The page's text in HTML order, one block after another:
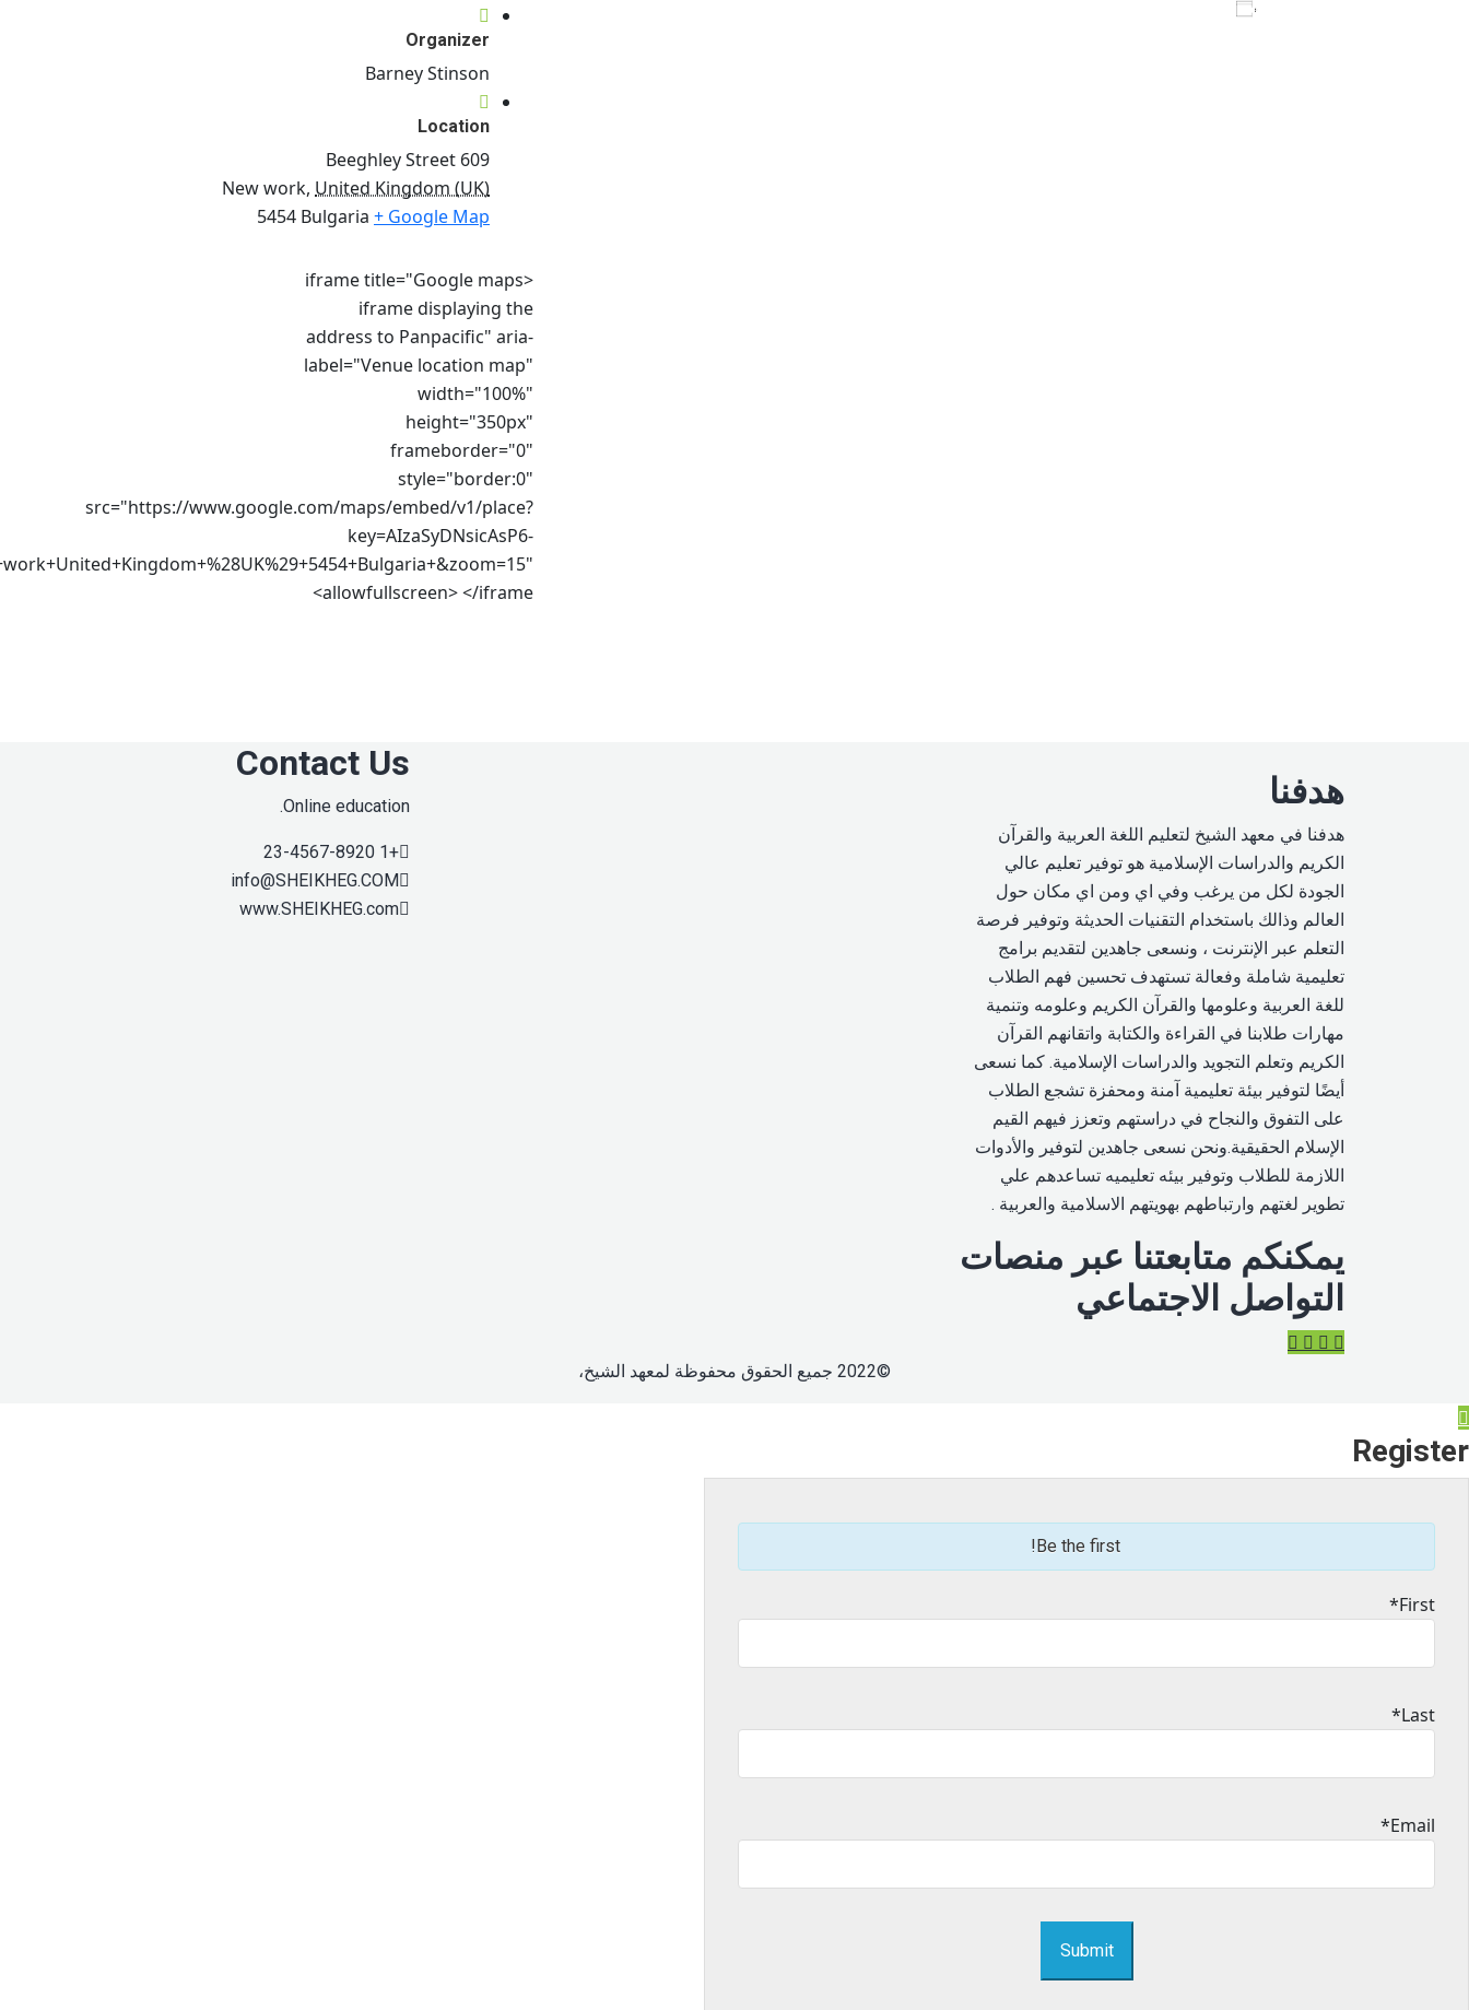
Organizer
Barney Stinson
Location
609 Beeghley Street
New work, United Kingdom (UK)
5454 Bulgaria + Google Map
<iframe title="Google maps
iframe displaying the
address to Panpacific" aria-
label="Venue location map"
width="100%"
height="350px"
frameborder="0"
style="border:0"
src="https://www.google.com/maps/embed/v1/place?
key=AIzaSyDNsicAsP6-
allowfullscreen> </iframe>
هدفنا
هدفنا في معهد الشيخ لتعليم اللغة العربية والقرآن
الكريم والدراسات الإسلامية هو توفير تعليم عالي
الجودة لكل من يرغب وفي اي ومن اي مكان حول
العالم وذالك باستخدام التقنيات الحديثة وتوفير فرصة
التعلم عبر الإنترنت ، ونسعى جاهدين لتقديم برامج
تعليمية شاملة وفعالة تستهدف تحسين فهم الطلاب
للغة العربية وعلومها والقرآن الكريم وعلومه وتنمية
مهارات طلابنا في القراءة والكتابة واتقانهم القرآن
الكريم وتعلم التجويد والدراسات الإسلامية. كما نسعى
أيضًا لتوفير بيئة تعليمية آمنة ومحفزة تشجع الطلاب
على التفوق والنجاح في دراستهم وتعزز فيهم القيم
الإسلام الحقيقية.ونحن نسعى جاهدين لتوفير والأدوات
اللازمة للطلاب وتوفير بيئه تعليميه تساعدهم علي
تطوير لغتهم وارتباطهم بهويتهم الاسلامية والعربية .
يمكنكم متابعتنا عبر منصات
التواصل الاجتماعي
Contact Us
Online education.
+1 23-4567-8920
info@SHEIKHEG.COM
www.SHEIKHEG.com
©2022 جميع الحقوق محفوظة لمعهد الشيخ،
Register
Be the first!
First*
Last*
Email*